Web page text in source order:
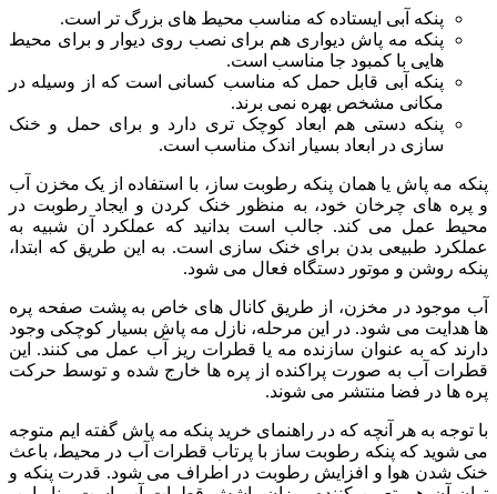
پنکه آبی ایستاده که مناسب محیط های بزرگ تر است.
پنکه مه پاش دیواری هم برای نصب روی دیوار و برای محیط
هایی با کمبود جا مناسب است.
پنکه آبی قابل حمل که مناسب کسانی است که از وسیله در
مکانی مشخص بهره نمی برند.
پنکه دستی هم ابعاد کوچک تری دارد و برای حمل و خنک
سازی در ابعاد بسیار اندک مناسب است.
پنکه مه پاش یا همان پنکه رطوبت ساز، با استفاده از یک مخزن آب
و پره های چرخان خود، به منظور خنک کردن و ایجاد رطوبت در
محیط عمل می کند. جالب است بدانید که عملکرد آن شبیه به
عملکرد طبیعی بدن برای خنک سازی است. به این طریق که ابتدا،
پنکه روشن و موتور دستگاه فعال می شود.
آب موجود در مخزن، از طریق کانال های خاص به پشت صفحه پره
ها هدایت می شود. در این مرحله، نازل مه پاش بسیار کوچکی وجود
دارند که به عنوان سازنده مه یا قطرات ریز آب عمل می کنند. این
قطرات آب به صورت پراکنده از پره ها خارج شده و توسط حرکت
پره ها در فضا منتشر می شوند.
با توجه به هر آنچه که در راهنمای خرید پنکه مه پاش گفته ایم متوجه
می شوید که پنکه رطوبت ساز با پرتاب قطرات آب در محیط، باعث
خنک شدن هوا و افزایش رطوبت در اطراف می شود. قدرت پنکه و